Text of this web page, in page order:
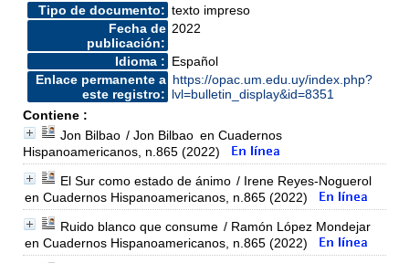
Tipo de documento: texto impreso
Fecha de
publicación:
2022
Idioma : Español
Enlace permanente a
este registro:
https://opac.um.edu.uy/index.php?
lvl=bulletin_display&id=8351
Contiene :
Jon Bilbao / Jon Bilbao en Cuadernos
Hispanoamericanos, n.865 (2022)
El Sur como estado de ánimo / Irene Reyes-Noguerol
en Cuadernos Hispanoamericanos, n.865 (2022)
Ruido blanco que consume / Ramón López Mondejar
en Cuadernos Hispanoamericanos, n.865 (2022)